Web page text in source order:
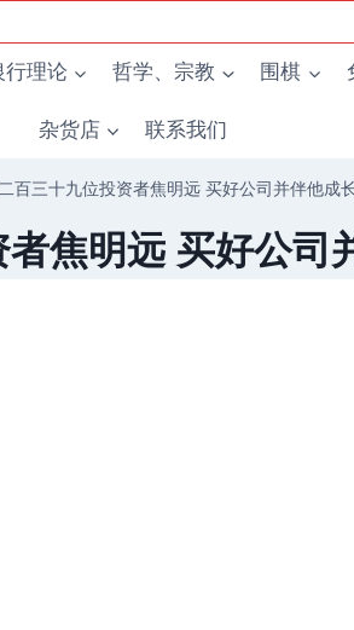
行理论 哲学、宗教 围棋
杂货店 联系我们
百三十九位投资者焦明远 买好公司并伴他成
焦明远 买好公